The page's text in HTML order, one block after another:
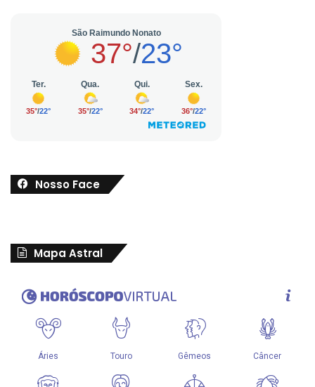
Nosso Face
Mapa Astral